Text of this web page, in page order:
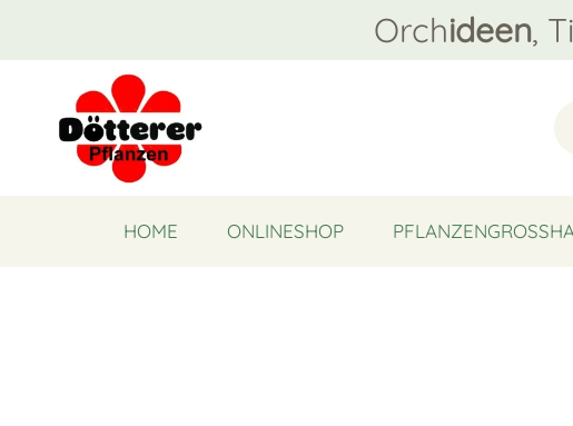
Orchideen,
HOME ONLINESHOP